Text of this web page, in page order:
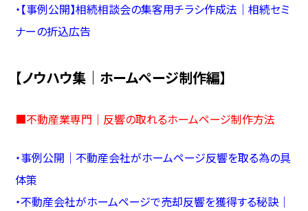
・【事例公開】相続相談会の集客用チラシ作成法｜相続セミ
ナーの折込広告
【ノウハウ集｜ホームページ制作編】
■不動産業専門｜反響の取れるホームページ制作方法
・事例公開｜不動産会社がホームページ反響を取る為の具
体策
・不動産会社がホームページで売却反響を獲得する秘訣｜